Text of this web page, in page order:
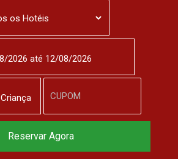
Criança
Reservar Agora